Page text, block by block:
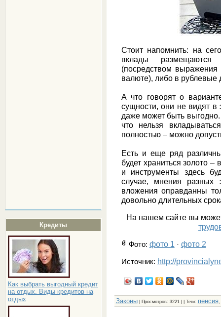
Кредиты
Как выбрать выгодный кредит
на отдых. Виды кредитов на
отдых
Стоит напомнить: на
вклады
(посредством
валюте), либо в рублевые
А что говорят о
сущности, они не видят в
даже может быть
что нельзя
полностью – можно
Есть и еще ряд
будет храниться золото
и инструменты здесь
случае, мнения разных
вложения оправданны
довольно длительных
На нашем сайте вы
Фото: фото 1 · фото 2
Источник: http://
Законы Просмотров: 3221 | | Теги: пенсия,